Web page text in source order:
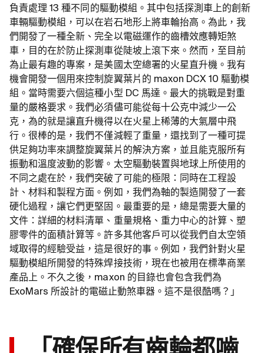
負責處理 13 種不同的驅動模組。其中包括探測車上的創新
車輛驅動模組，可以在岩石地形上將車輪抬高。為此，我
們開發了一種全新、完全以電磁運作的齒槽效應轉矩煞
車，目的在於防止探測車從陡坡上滾下來。然而，至目前
為止最有趣的專案，是美國太空總署的火星直升機。我有
機會開發一個用來控制旋翼葉片的 maxon DCX 10 驅動模
組。當時需要六個這種小型 DC 馬達。最大的挑戰是對重
量的嚴格要求。我們必須儘可能從每十公克中減少一公
克，為的就是讓直升機得以在火星上稀薄的大氣層中飛
行。很棒的是，我們不僅減輕了重量，還找到了一種可提
供足夠功率來調整旋翼葉片的解決方案，並且能克服所有
振動和溫度波動的影響。太空驅動裝置與地球上所使用的
不同之處在於，我們突破了可能的極限：同時在工程設
計、材料和製程方面。例如，我們為軸的製造開發了一套
硬化過程，讓它們更堅固。最重要的是，總是需要大量的
文件：詳細的材料清單、重量規格、重力中心的計算、塑
膠零件的面積計算等。許多其他客戶可以從我們自太空領
域取得的經驗受益，這是很好的事。例如，我們針對火星
驅動模組所開發的特殊焊接技術，現在也被用在標準商業
產品上。不久之後，maxon 的目錄也會包含我們為
ExoMars 所設計的電磁止動煞車器。這不是很酷嗎？」